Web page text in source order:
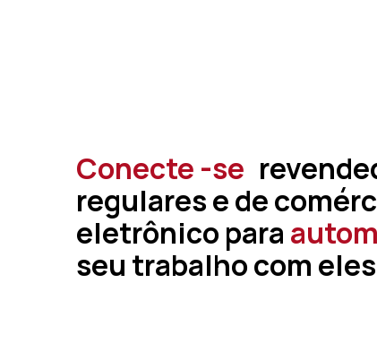
Conecte -se
regulares e de
eletrônico para
seu trabalho com